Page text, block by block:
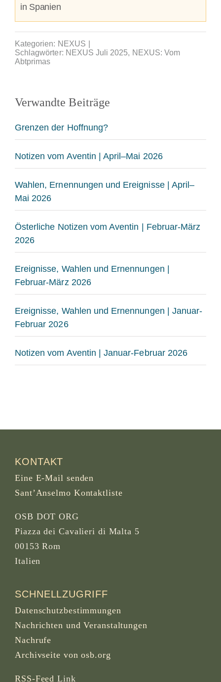
in Spanien
Kategorien: NEXUS
Schlagwörter: NEXUS Juli 2025, NEXUS: Vom
Abtprimas
Verwandte Beiträge
Grenzen der Hoffnung?
Notizen vom Aventin | April–Mai 2026
Wahlen, Ernennungen und Ereignisse | April–
Mai 2026
Österliche Notizen vom Aventin | Februar-März
2026
Ereignisse, Wahlen und Ernennungen |
Februar-März 2026
Ereignisse, Wahlen und Ernennungen | Januar-
Februar 2026
Notizen vom Aventin | Januar-Februar 2026
KONTAKT
Eine E-Mail senden
Sant’Anselmo Kontaktliste
OSB DOT ORG
Piazza dei Cavalieri di Malta 5
00153 Rom
Italien
SCHNELLZUGRIFF
Datenschutzbestimmungen
Nachrichten und Veranstaltungen
Nachrufe
Archivseite von osb.org
RSS-Feed Link